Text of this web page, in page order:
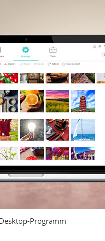
Programm